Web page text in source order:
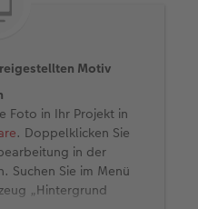
Motiv
Foto in Ihr Projekt in
. Doppelklicken Sie
in der
Suchen Sie im Menü
„Hintergrund